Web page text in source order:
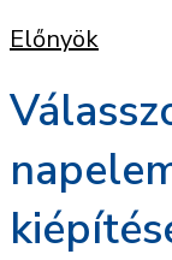
Előnyök